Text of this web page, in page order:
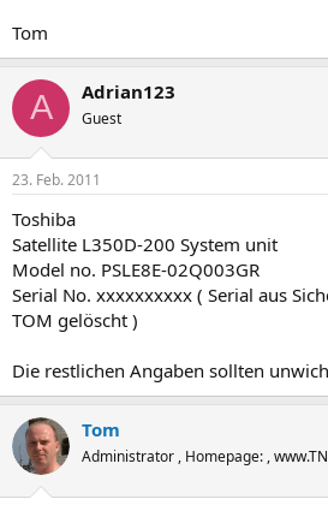
Tom
A Adrian123
Guest
23. Feb. 2011
Toshiba
Satellite L350D-200 System unit
Model no. PSLE8E-02Q003GR
Serial No. xxxxxxxxxx ( Serial aus
TOM gelöscht )
Die restlichen Angaben sollten
Tom
Administrator , Homepage: ,